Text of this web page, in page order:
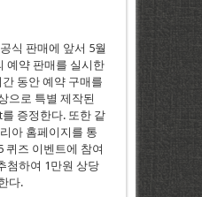
식 판매에 앞서 5월
예약 판매를 실시한
동안 예약 구매를
으로 특별 제작된
증정한다. 또한 같
아 홈페이지를 통
퀴즈 이벤트에 참여
첨하여 1만원 상당
다.